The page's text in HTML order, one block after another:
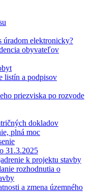
elektronicky?
obyvateľov
listín a podpisov
priezviska po rozvode
dokladov
plná moc
31.3.2025
k projektu stavby
rozhodnutia o
a zmena územného